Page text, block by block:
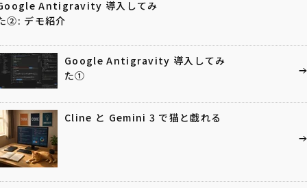
Antigravity 導入してみ
②: デモ紹介
Google Antigravity 導入してみ
た①
Cline と Gemini 3 で猫と戯れる